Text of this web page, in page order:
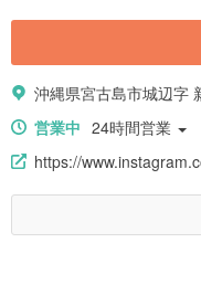
沖縄県宮古島市城辺字
営業中 24時間営業
https://